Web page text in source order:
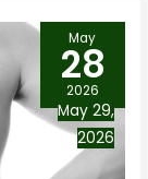
May
28
2026
May 29,
2026